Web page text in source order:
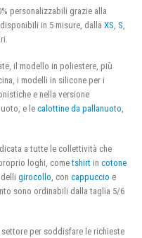
personalizzabili grazie alla
in 5 misure, dalla XS, S,
il modello in poliestere, più
i modelli in silicone per i
e nella versione
e le calottine da pallanuoto
a tutte le collettività che
loghi, cometshirt in cotone
girocollo , con cappuccio e
sono ordinabili dalla taglia 5/6
per soddisfare le richieste